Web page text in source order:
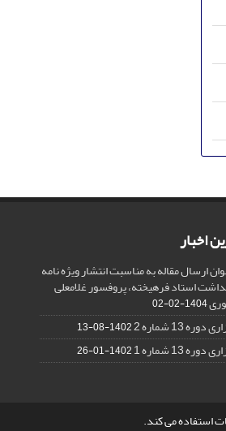
استفاده می کند.
اخبار
ارسال مقاله به مناسبت انتشار ویژه نامه
استاد فرهیخته، پروفسور غلامعلی
1404-02-02
دوره 13 شماره 2 1402-08-13
دوره 13 شماره 1 1402-01-26